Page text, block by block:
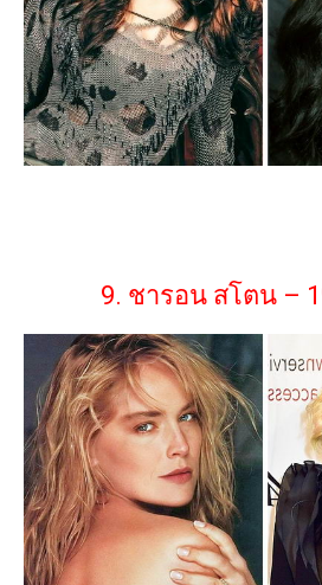
9. ชารอน สโตน –